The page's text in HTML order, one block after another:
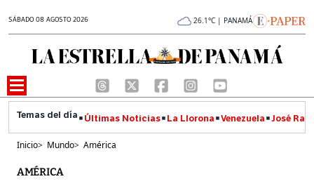
SÁBADO 08 AGOSTO 2026 26.1°C | PANAMÁ
Últimas Noticias La Llorona Venezuela José
Inicio> Mundo> América
AMÉRICA